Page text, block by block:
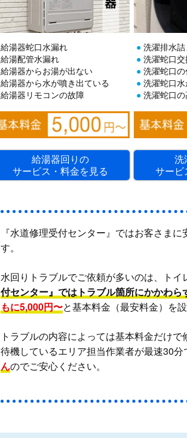
給湯器蛇口水漏れ
給湯配管水漏れ
給湯器からお湯が出ない
給湯器から水が噴き出ている
給湯器リモコンの故障
給湯器回りの
サービス・料金を見る
洗濯排水詰
洗濯蛇口
洗濯蛇口
洗濯蛇口
洗濯蛇口
洗
サービ
『水道修理受付センター』ではお客さま
す。
水回りトラブルでご依頼が多いのは、トイ
付センター』ではトラブル箇所にかかわら
もに5,000円〜と基本料金（最安料金）を
トラブルの内容によっては基本料金だけ
待機しているエリア担当作業者が最速30分
んのでご安心ください。